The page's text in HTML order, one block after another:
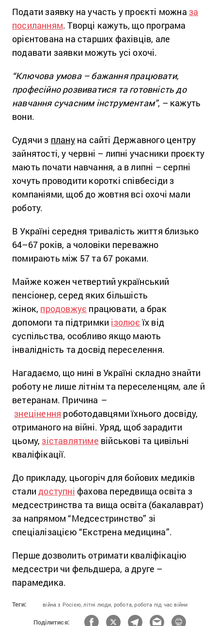
Подати заявку на участь у проєкті можназа
посиланням. Творці кажуть, що програма
орієнтована на старших фахівців, але
подавати заявки можуть усі охочі.
“Ключова умова – бажання працювати,
професійно розвиватися та готовність до
навчання сучасним інструментам”, – кажуть
вони.
Судячи з плануна сайті Державного центру
зайнятості, у червні – липні учасники проєкту
мають почати навчання, а в липні – серпні
хочуть проводити короткі співбесіди з
компаніями, щоб до жовтня всі охочі мали
роботу.
В Україні середня тривалість життя близько
64–67 років, а чоловіки переважно
помирають між 57 та 67 роками.
Майже кожен четвертий український
пенсіонер, серед яких більшість
жінок, продовжує працювати, а брак
допомоги та підтримки ізолює їх від
суспільства, особливо якщо мають
інвалідність та досвід переселення.
Нагадаємо, що нині в Україні складно знайти
роботу не лише літнім та переселенцям, але й
ветеранам. Причина –
знецінення роботодавцями їхнього досвіду,
отриманого на війні. Уряд, щоб зарадити
цьому,зіставлятиме військові та цивільні
кваліфікації.
До прикладу, цьогоріч для бойових медиків
сталидоступні фахова передвища освіта з
медсестринства та вища освіта (бакалаврат)
за напрямом “Медсестринство” зі
спеціалізацією “Екстрена медицина”.
Перше дозволить отримати кваліфікацію
медсестри чи фельдшера, а друге –
парамедика.
Теги: війна з Росією, літні люди, робота, робота під час війни
Поділитися: